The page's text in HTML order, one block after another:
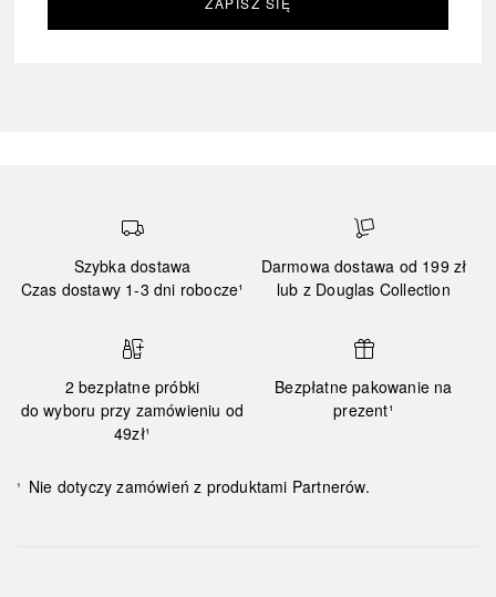
Szybka dostawa
Czas dostawy 1-3 dni robocze¹
Darmowa dostawa od 199 zł
lub z Douglas Collection
2 bezpłatne próbki
do wyboru przy zamówieniu od
49zł¹
Bezpłatne pakowanie na
prezent¹
¹ Nie dotyczy zamówień z produktami Partnerów.